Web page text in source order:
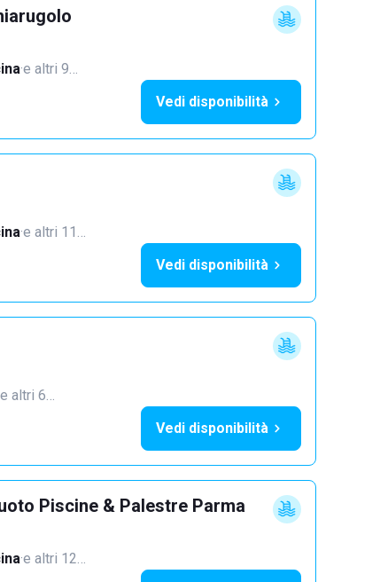
·e altri 9…
Vedi disponibilità
·e altri 11…
Vedi disponibilità
e altri 6…
Vedi disponibilità
Piscine & Palestre Parma
·e altri 12…